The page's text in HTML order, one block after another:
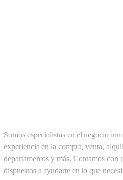
Somos especialistas en el negocio
experiencia en la compra, venta,
departamentos y más. Contamos con
dispuestos a ayudarte en lo que